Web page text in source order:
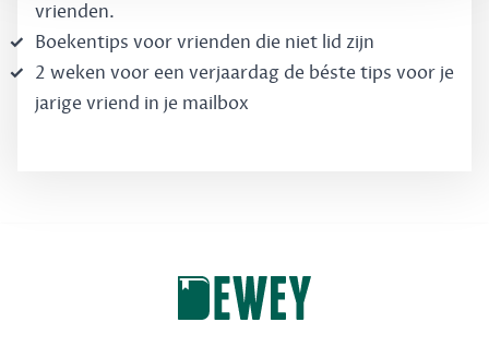
vrienden.
Boekentips voor vrienden die niet lid zijn
2 weken voor een verjaardag de béste tips voor je
jarige vriend in je mailbox